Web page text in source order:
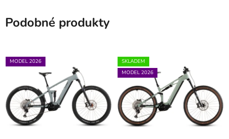
Podobné produkty
MODEL 2026
SKLADEM
MODEL 2026